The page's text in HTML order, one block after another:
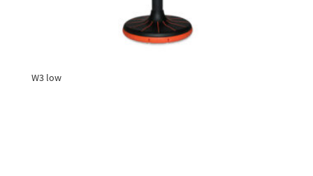
W3 low